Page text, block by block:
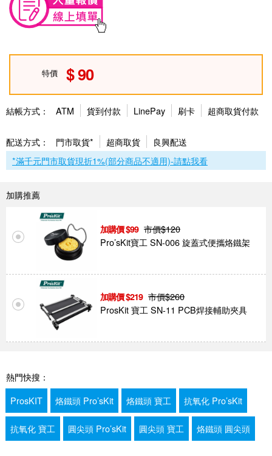
特價 90
結帳方式： ATM 貨到付款 LinePay 刷卡 超商取貨付款
配送方式： 門市取貨* 超商取貨
良興配送
*滿千元門市取貨現折1%(部分商品不適用)-請點我看
加購推薦
99 市價$120
Pro’sKit寶工 SN-006 旋蓋式便攜烙鐵架
219 市價$260
ProsKit 寶工 SN-11 PCB焊接輔助夾具
熱門快搜：
ProsKIT
烙鐵頭 Pro’sKit 烙鐵頭 寶工 抗氧化 Pro’sKit
抗氧化 寶工 圓尖頭 Pro’sKit 圓尖頭 寶工 烙鐵頭 圓尖頭